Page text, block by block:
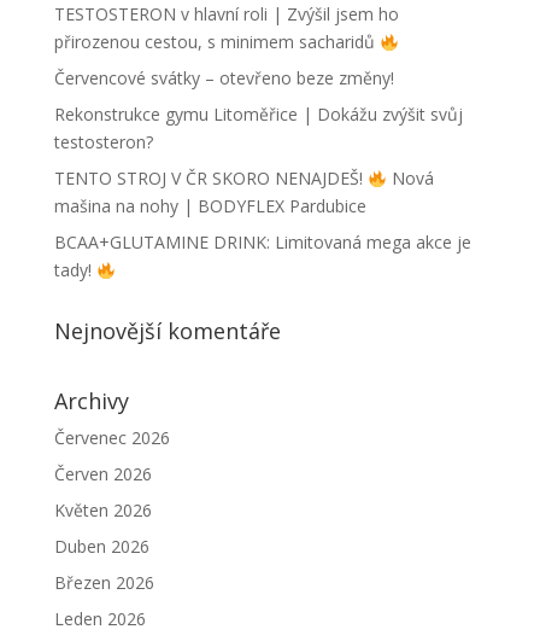
TESTOSTERON v hlavní roli | Zvýšil jsem ho
přirozenou cestou, s minimem sacharidů
Červencové svátky – otevřeno beze změny!
Rekonstrukce gymu Litoměřice | Dokážu zvýšit svůj
testosteron?
TENTO STROJ V ČR SKORO NENAJDEŠ!
Nová
mašina na nohy | BODYFLEX Pardubice
BCAA+GLUTAMINE DRINK: Limitovaná mega akce je
tady!
Nejnovější komentáře
Archivy
Červenec 2026
Červen 2026
Květen 2026
Duben 2026
Březen 2026
Leden 2026